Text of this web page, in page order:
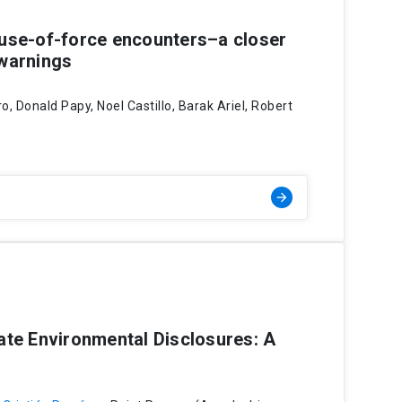
of-force encounters–a closer
Donald Papy, Noel Castillo, Barak Ariel, Robert
arrow_forward
Environmental Disclosures: A